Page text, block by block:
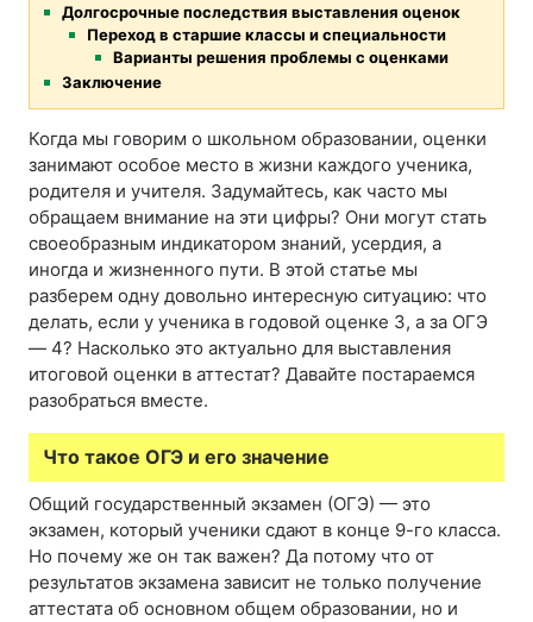
Долгосрочные последствия выставления оценок
Переход в старшие классы и специальности
Варианты решения проблемы с оценками
Заключение
Когда мы говорим о школьном образовании, оценки
занимают особое место в жизни каждого ученика,
родителя и учителя. Задумайтесь, как часто мы
обращаем внимание на эти цифры? Они могут стать
своеобразным индикатором знаний, усердия, а
иногда и жизненного пути. В этой статье мы
разберем одну довольно интересную ситуацию: что
делать, если у ученика в годовой оценке 3, а за ОГЭ
— 4? Насколько это актуально для выставления
итоговой оценки в аттестат? Давайте постараемся
разобраться вместе.
Что такое ОГЭ и его значение
Общий государственный экзамен (ОГЭ) — это
экзамен, который ученики сдают в конце 9-го класса.
Но почему же он так важен? Да потому что от
результатов экзамена зависит не только получение
аттестата об основном общем образовании, но и